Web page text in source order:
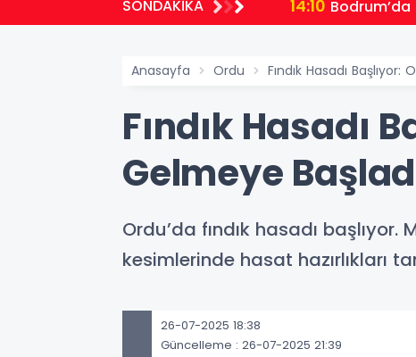
SONDAKİKA 14:10 Bodrum’da
Anasayfa Ordu Fındık Hasadı
Fındık Hasadı
Gelmeye
Ordu’da fındık hasadı
kesimlerinde hasat hazırlıkları
26-07-2025 18:38
Güncelleme : 26-07-2025 21:39